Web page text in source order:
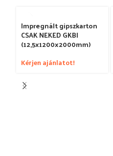
Impregnált gipszkarton
CSAK NEKED GKBI
(12,5x1200x2000mm)
Kérjen ajánlatot!